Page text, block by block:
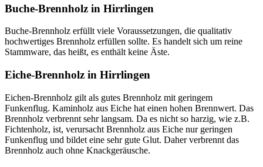
Buche-Brennholz in Hirrlingen
Buche-Brennholz erfüllt viele Voraussetzungen, die qualitativ
hochwertiges Brennholz erfüllen sollte. Es handelt sich um reine
Stammware, das heißt, es enthält keine Äste.
Eiche-Brennholz in Hirrlingen
Eichen-Brennholz gilt als gutes Brennholz mit geringem
Funkenflug. Kaminholz aus Eiche hat einen hohen Brennwert. Das
Brennholz verbrennt sehr langsam. Da es nicht so harzig, wie z.B.
Fichtenholz, ist, verursacht Brennholz aus Eiche nur geringen
Funkenflug und bildet eine sehr gute Glut. Daher verbrennt das
Brennholz auch ohne Knackgeräusche.